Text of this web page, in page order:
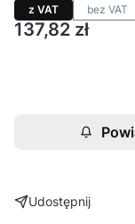
z VAT bez VAT
Cena
137,82 zł
Udostępnij